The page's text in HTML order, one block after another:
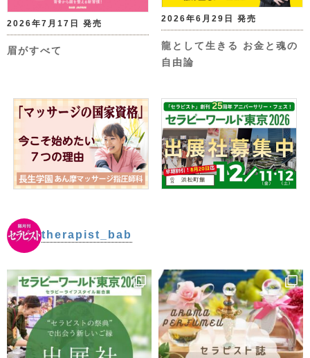
2026年7月17日 発売
眉がすべて
2026年6月29日 発売
龍として生きる お金と魂の
自由論
therapist_bab